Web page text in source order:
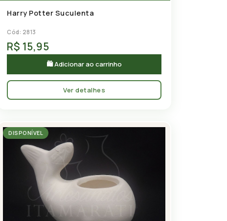
Harry Potter Suculenta
Cód: 2813
R$ 15,95
🛍 Adicionar ao carrinho
Ver detalhes
DISPONÍVEL